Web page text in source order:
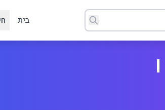
בית